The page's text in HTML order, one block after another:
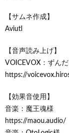
【サムネ作成】
Aviutl
【音声読み上げ】
VOICEVOX：ずん
https://
【効果音使用】
音楽：魔王魂様
https://maou.audio/